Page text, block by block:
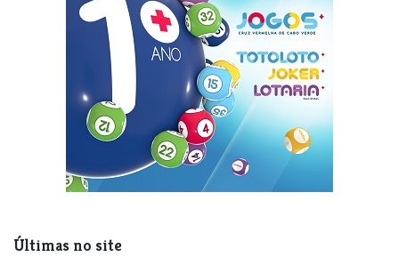
Últimas no site